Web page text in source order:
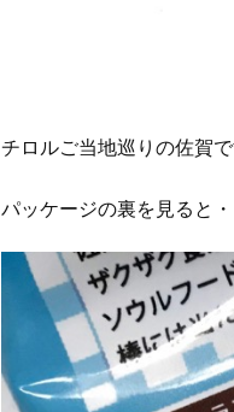
チロルご当地巡りの佐賀で
パッケージの裏を見ると・